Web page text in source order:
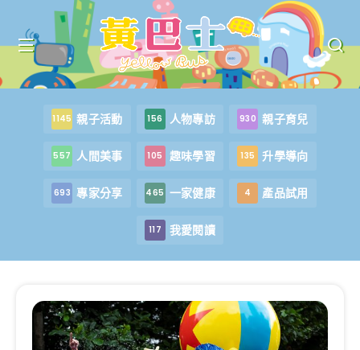
1145 親子活動 156 人物專訪 930 親子育兒
557 人間美事 105 趣味學習 135 升學導向
693 專家分享 465 一家健康 4 產品試用
117 我愛閱讀